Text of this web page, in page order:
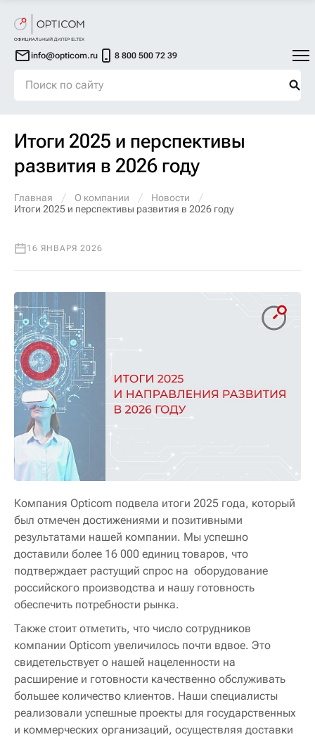
info@opticom.ru 8 800 500 72 39
Итоги 2025 и перспективы
развития в 2026 году
Главная О компании
Новости
Итоги 2025 и перспективы развития в 2026 году
16 ЯНВАРЯ 2026
Компания Opticom подвела итоги 2025 года, который
был отмечен достижениями и позитивными
результатами нашей компании. Мы успешно
доставили более 16 000 единиц товаров, что
подтверждает растущий спрос на оборудование
российского производства и нашу готовность
обеспечить потребности рынка.
Также стоит отметить, что число сотрудников
компании Opticom увеличилось почти вдвое. Это
свидетельствует о нашей нацеленности на
расширение и готовности качественно обслуживать
большее количество клиентов. Наши специалисты
реализовали успешные проекты для государственных
и коммерческих организаций, осуществляя доставки